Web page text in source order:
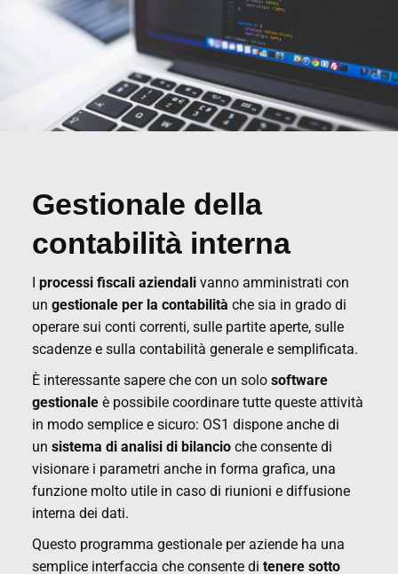
Gestionale della
contabilità interna
processi fiscali aziendalivanno amministrati con
un gestionale per la contabilità che sia in grado di
operare sui conti correnti, sulle partite aperte, sulle
scadenze e sulla contabilità generale e semplificata.
È interessante sapere che con un solo software
gestionaleè possibile coordinare tutte queste attività
in modo semplice e sicuro: OS1 dispone anche di
un sistema di analisi di bilancioche consente di
visionare i parametri anche in forma grafica, una
funzione molto utile in caso di riunioni e diffusione
interna dei dati.
Questo programma gestionale per aziende ha una
semplice interfaccia che consente di tenere sotto